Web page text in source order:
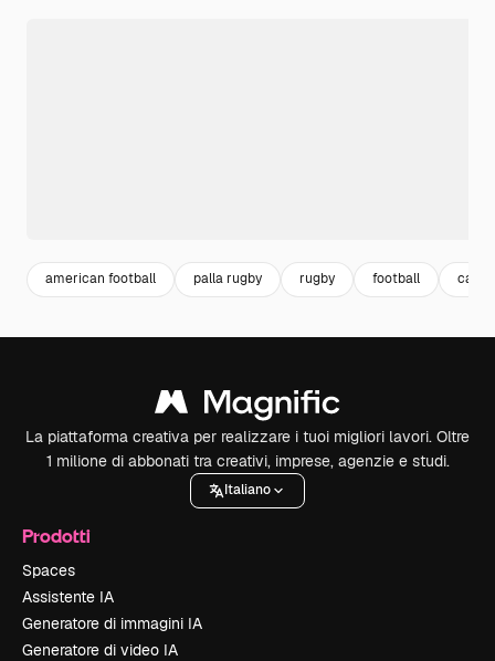
american football palla rugby rugby football calcio
La piattaforma creativa per realizzare i tuoi migliori lavori. Oltre
1 milione di abbonati tra creativi, imprese, agenzie e studi.
Italiano
Prodotti
Spaces
Assistente IA
Generatore di immagini IA
Generatore di video IA